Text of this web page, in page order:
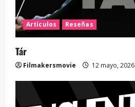
Artículos Reseñas
Tár
Filmakersmovie 12 mayo, 2026